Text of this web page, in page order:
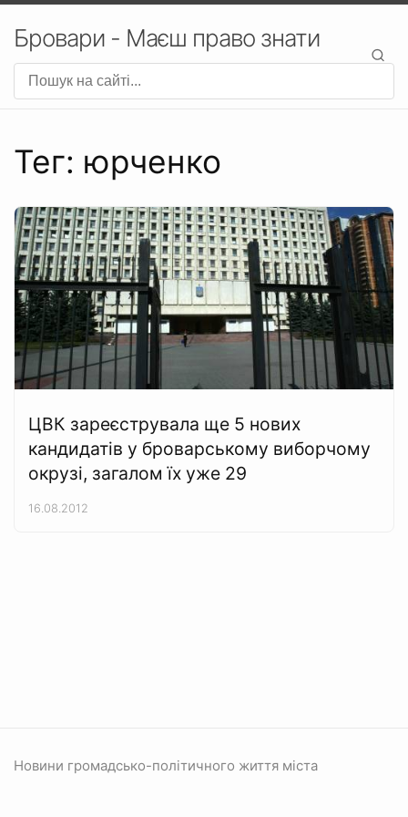
Бровари - Маєш право знати
Тег: юрченко
ЦВК зареєструвала ще 5 нових
кандидатів у броварському виборчому
окрузі, загалом їх уже 29
16.08.2012
Новини громадсько-політичного життя міста